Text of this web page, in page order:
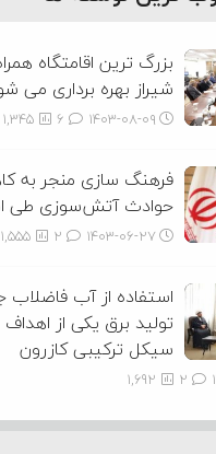
بزرگ ترین اقامتگاه
شیراز بهره برداری می
۱۴۰۳-۰۸-۰۹ 1,345
حوادث آتش‌سوزی طی
۱۴۰۳-۰۶-۲۷ 1,555
استفاده از آب فاضلاب
تولید برق یکی از
سیکل ترکیبی کازرون
1,692